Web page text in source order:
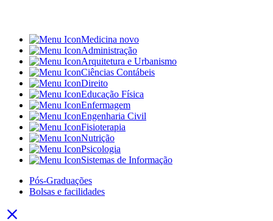
Medicina novo
Administração
Arquitetura e Urbanismo
Ciências Contábeis
Direito
Educação Física
Enfermagem
Engenharia Civil
Fisioterapia
Nutrição
Psicologia
Sistemas de Informação
Pós-Graduações
Bolsas e facilidades